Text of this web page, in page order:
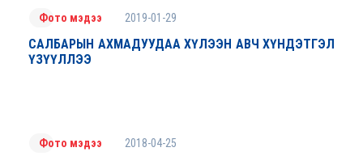
Фото мэдээ 2019-01-29
САЛБАРЫН АХМАДУУДАА ХҮЛЭЭН АВЧ ХҮНДЭТГЭЛ
ҮЗҮҮЛЛЭЭ
Фото мэдээ 2018-04-25